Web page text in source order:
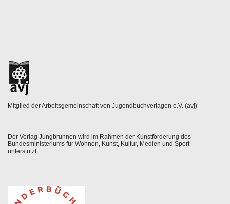
Mitglied der Arbeitsgemeinschaft von Jugendbuchverlagen e.V. (avj)
Der Verlag Jungbrunnen wird im Rahmen der Kunstförderung des
Bundesministeriums für Wohnen, Kunst, Kultur, Medien und Sport
unterstützt.